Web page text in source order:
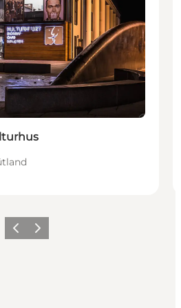
ZurückWeiter